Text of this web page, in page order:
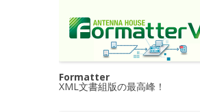
Formatter
XML文書組版の最高峰！